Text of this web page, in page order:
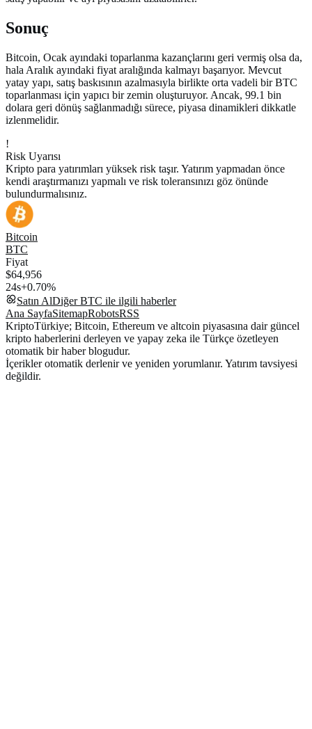
Sonuç
Bitcoin, Ocak ayındaki toparlanma kazançlarını geri vermiş olsa da,
hala Aralık ayındaki fiyat aralığında kalmayı başarıyor. Mevcut
yatay yapı, satış baskısının azalmasıyla birlikte orta vadeli bir BTC
toparlanması için yapıcı bir zemin oluşturuyor. Ancak, 99.1 bin
dolara geri dönüş sağlanmadığı sürece, piyasa dinamikleri dikkatle
izlenmelidir.
!
Risk Uyarısı
Kripto para yatırımları yüksek risk taşır. Yatırım yapmadan önce
kendi araştırmanızı yapmalı ve risk toleransınızı göz önünde
bulundurmalısınız.
Bitcoin
BTC
Fiyat
$64,956
24s+0.70%
Satın AlDiğerBTC ile ilgili haberler
Ana SayfaSitemapRobotsRSS
KriptoTürkiye; Bitcoin, Ethereum ve altcoin piyasasına dair güncel
kripto haberlerini derleyen ve yapay zeka ile Türkçe özetleyen
otomatik bir haber blogudur.
İçerikler otomatik derlenir ve yeniden yorumlanır. Yatırım tavsiyesi
değildir.